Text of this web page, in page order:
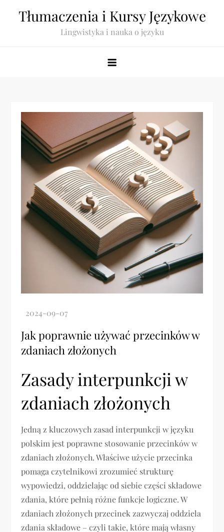
Tłumaczenia i Kursy Językowe
Lingwistyka i nauka o języku
Jak poprawnie używać przecinków w
zdaniach złożonych
Zasady interpunkcji w
zdaniach złożonych
Jedną z kluczowych zasad interpunkcji w języku
polskim jest poprawne stosowanie przecinków w
zdaniach złożonych. Właściwe użycie przecinka
pomaga czytelnikowi zrozumieć strukturę
wypowiedzi, oddzielając od siebie części składowe
zdania, które pełnią różne funkcje logiczne. W
zdaniach złożonych przecinek zazwyczaj oddziela
zdania składowe – czyli takie, które mają własny